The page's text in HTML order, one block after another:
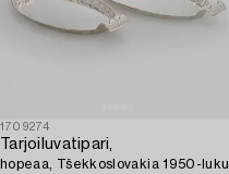
1709274
Tarjoiluvatipari,
hopeaa, Tšekkoslovakia 1950-luku.